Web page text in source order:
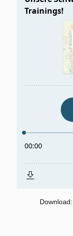
Download: